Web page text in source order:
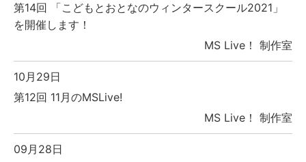
第14回 「こどもとおとなのウィンタースクール2021」
を開催します！
MS Live！ 制作室
10月29日
第12回 11月のMSLive!
MS Live！ 制作室
09月28日